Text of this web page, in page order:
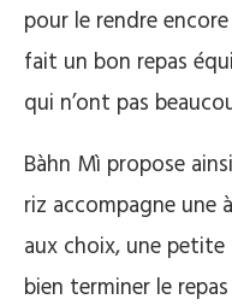
pour le rendre
fait un bon repas
qui n’ont pas
Bàhn Mì propose
riz accompagne une
aux choix, une
bien terminer le